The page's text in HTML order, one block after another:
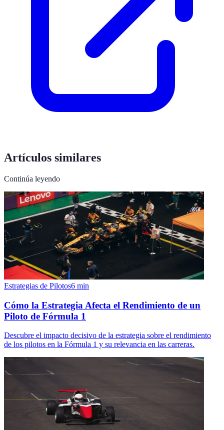
Artículos similares
Continúa leyendo
Estrategias de Pilotos6 min
Cómo la Estrategia Afecta el Rendimiento de un
Piloto de Fórmula 1
Descubre el impacto decisivo de la estrategia sobre el rendimiento
de los pilotos en la Fórmula 1 y su relevancia en las carreras.